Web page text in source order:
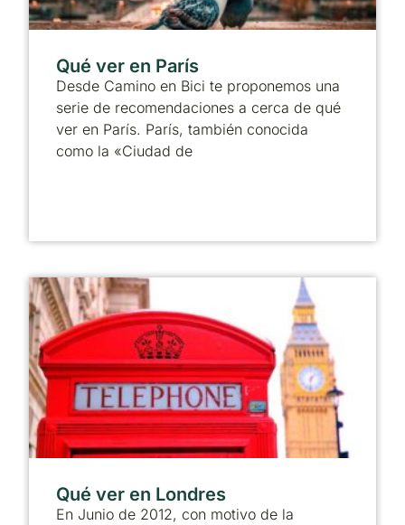
Qué ver en París
Desde Camino en Bici te proponemos una
serie de recomendaciones a cerca de qué
ver en París. París, también conocida
como la «Ciudad de
Qué ver en Londres
En Junio de 2012, con motivo de la